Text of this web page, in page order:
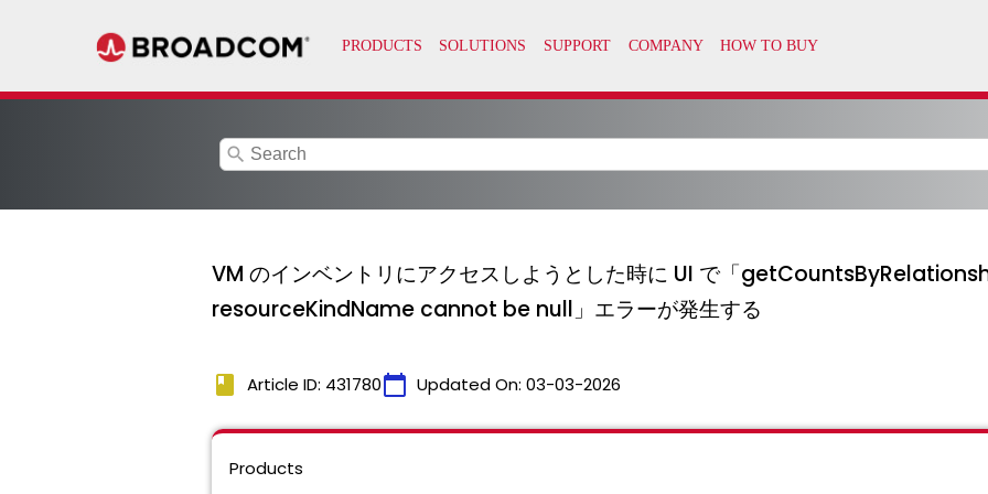
search
VM のインベントリにアクセスしようとした時に UI で「
resourceKindName cannot be null」エラーが発生する
book Article ID: 431780calendar_today Updated On: 03-03-2026
Products